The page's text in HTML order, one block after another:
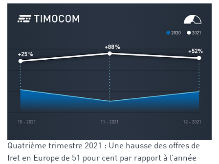
Quatrième trimestre 2021 : Une hausse des offres de
fret en Europe de 51 pour cent par rapport à l’année